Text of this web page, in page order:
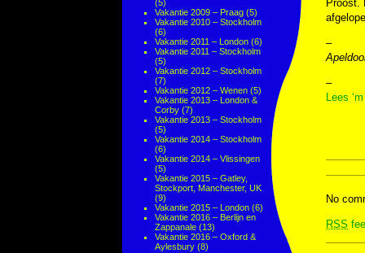
(5)
Vakantie 2009 – Praag (5)
Vakantie 2010 – Stockholm
(6)
Vakantie 2011 – London (6)
Vakantie 2011 – Stockholm
(5)
Vakantie 2012 – Stockholm
(7)
Vakantie 2012 – Wenen (5)
Vakantie 2013 – London &
Corby (7)
Vakantie 2013 – Stockholm
(5)
Vakantie 2014 – Stockholm
(6)
Vakantie 2014 – Vlissingen
(5)
Vakantie 2015 – Gatley,
Stockport, Manchester, UK
(9)
Vakantie 2015 – London (6)
Vakantie 2016 – Berlijn en
Zappanale (13)
Vakantie 2016 – Oxford &
Aylesbury (8)
Proost.
–
–
Lees
No
RSS